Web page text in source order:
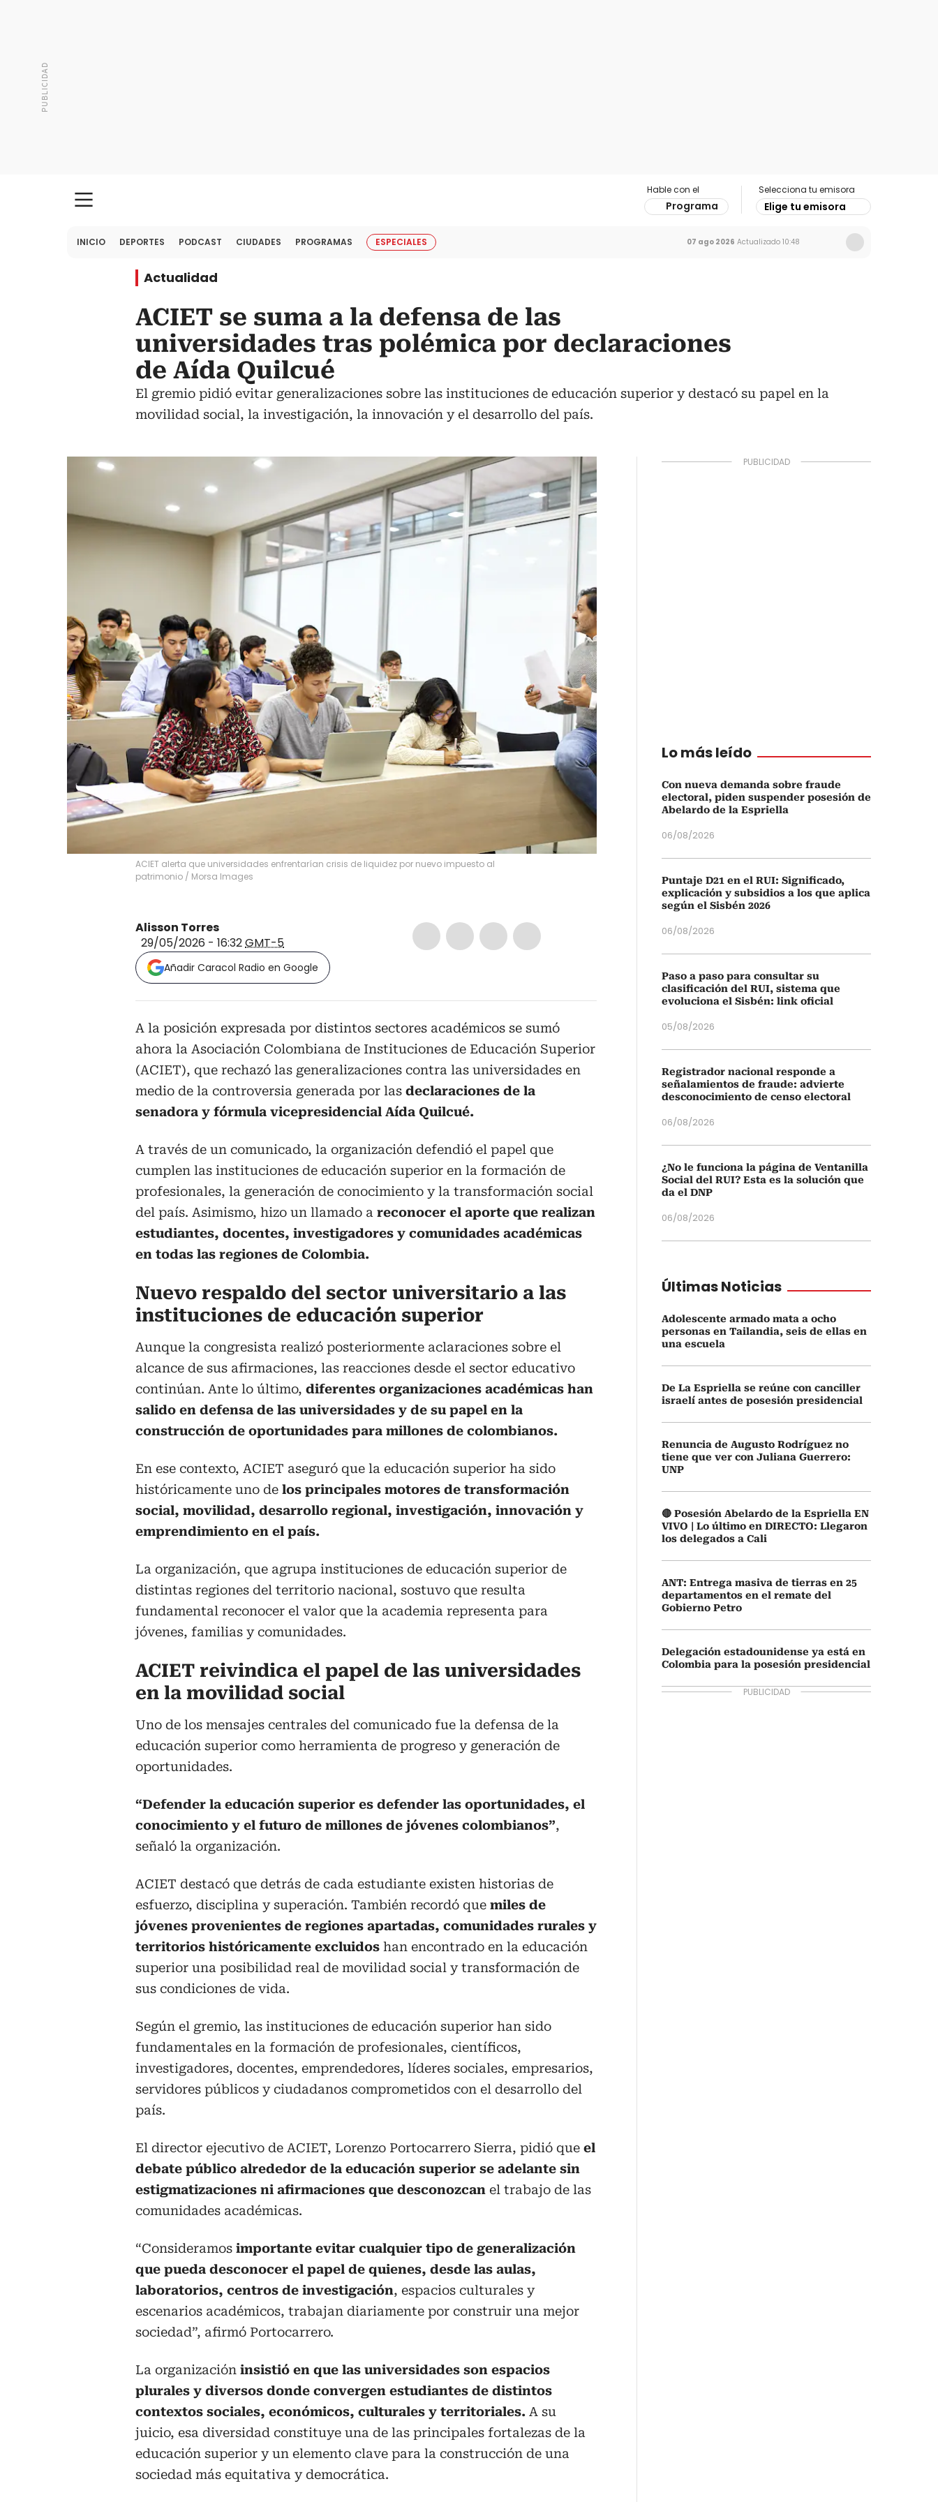
Hable con el
Programa
Selecciona tu emisora
Elige tu emisora
INICIO DEPORTES PODCAST CIUDADES PROGRAMAS ESPECIALES 07 ago 2026 Actualizado 10:48
Actualidad
ACIET se suma a la defensa de las
universidades tras polémica por declaraciones
de Aída Quilcué
El gremio pidió evitar generalizaciones sobre las instituciones de educación superior y destacó su papel en la
movilidad social, la investigación, la innovación y el desarrollo del país.
ACIET alerta que universidades enfrentarían crisis de liquidez por nuevo impuesto al
patrimonio / Morsa Images
Alisson Torres
29/05/2026 - 16:32GMT-5
Añadir Caracol Radio en Google
A la posición expresada por distintos sectores académicos se sumó
ahora la Asociación Colombiana de Instituciones de Educación Superior
(ACIET), que rechazó las generalizaciones contra las universidades en
medio de la controversia generada por las declaraciones de la
senadora y fórmula vicepresidencial Aída Quilcué.
A través de un comunicado, la organización defendió el papel que
cumplen las instituciones de educación superior en la formación de
profesionales, la generación de conocimiento y la transformación social
del país. Asimismo, hizo un llamado a reconocer el aporte que realizan
estudiantes, docentes, investigadores y comunidades académicas
en todas las regiones de Colombia.
Nuevo respaldo del sector universitario a las
instituciones de educación superior
Aunque la congresista realizó posteriormente aclaraciones sobre el
alcance de sus afirmaciones, las reacciones desde el sector educativo
continúan. Ante lo último, diferentes organizaciones académicas han
salido en defensa de las universidades y de su papel en la
construcción de oportunidades para millones de colombianos.
En ese contexto, ACIET aseguró que la educación superior ha sido
históricamente uno de los principales motores de transformación
social, movilidad, desarrollo regional, investigación, innovación y
emprendimiento en el país.
La organización, que agrupa instituciones de educación superior de
distintas regiones del territorio nacional, sostuvo que resulta
fundamental reconocer el valor que la academia representa para
jóvenes, familias y comunidades.
ACIET reivindica el papel de las universidades
en la movilidad social
Uno de los mensajes centrales del comunicado fue la defensa de la
educación superior como herramienta de progreso y generación de
oportunidades.
“Defender la educación superior es defender las oportunidades, el
conocimiento y el futuro de millones de jóvenes colombianos”,
señaló la organización.
ACIET destacó que detrás de cada estudiante existen historias de
esfuerzo, disciplina y superación. También recordó que miles de
jóvenes provenientes de regiones apartadas, comunidades rurales y
territorios históricamente excluidos han encontrado en la educación
superior una posibilidad real de movilidad social y transformación de
sus condiciones de vida.
Según el gremio, las instituciones de educación superior han sido
fundamentales en la formación de profesionales, científicos,
investigadores, docentes, emprendedores, líderes sociales, empresarios,
servidores públicos y ciudadanos comprometidos con el desarrollo del
país.
El director ejecutivo de ACIET, Lorenzo Portocarrero Sierra, pidió que el
debate público alrededor de la educación superior se adelante sin
estigmatizaciones ni afirmaciones que desconozcan el trabajo de las
comunidades académicas.
“Consideramos importante evitar cualquier tipo de generalización
que pueda desconocer el papel de quienes, desde las aulas,
laboratorios, centros de investigación, espacios culturales y
escenarios académicos, trabajan diariamente por construir una mejor
sociedad”, afirmó Portocarrero.
La organización insistió en que las universidades son espacios
plurales y diversos donde convergen estudiantes de distintos
contextos sociales, económicos, culturales y territoriales. A su
juicio, esa diversidad constituye una de las principales fortalezas de la
educación superior y un elemento clave para la construcción de una
sociedad más equitativa y democrática.
Lo más leído
Con nueva demanda sobre fraude
electoral, piden suspender posesión de
Abelardo de la Espriella
06/08/2026
Puntaje D21 en el RUI: Significado,
explicación y subsidios a los que aplica
según el Sisbén 2026
06/08/2026
Paso a paso para consultar su
clasificación del RUI, sistema que
evoluciona el Sisbén: link oficial
05/08/2026
Registrador nacional responde a
señalamientos de fraude: advierte
desconocimiento de censo electoral
06/08/2026
¿No le funciona la página de Ventanilla
Social del RUI? Esta es la solución que
da el DNP
06/08/2026
Últimas Noticias
Adolescente armado mata a ocho
personas en Tailandia, seis de ellas en
una escuela
De La Espriella se reúne con canciller
israelí antes de posesión presidencial
Renuncia de Augusto Rodríguez no
tiene que ver con Juliana Guerrero:
UNP
🔴 Posesión Abelardo de la Espriella EN
VIVO | Lo último en DIRECTO: Llegaron
los delegados a Cali
ANT: Entrega masiva de tierras en 25
departamentos en el remate del
Gobierno Petro
Delegación estadounidense ya está en
Colombia para la posesión presidencial